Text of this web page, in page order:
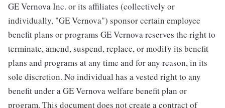
GE Vernova Inc. or its affiliates (collectively or
individually, "GE Vernova") sponsor certain employee
benefit plans or programs GE Vernova reserves the right to
terminate, amend, suspend, replace, or modify its benefit
plans and programs at any time and for any reason, in its
sole discretion. No individual has a vested right to any
benefit under a GE Vernova welfare benefit plan or
program. This document does not create a contract of